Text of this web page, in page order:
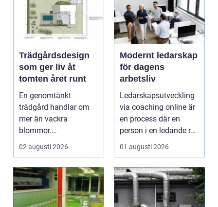
Trädgårdsdesign
som ger liv åt
tomten året runt
En genomtänkt
trädgård handlar om
mer än vackra
blommor.
trädgårdsdesign
förenar funktion, form
och ...
02 augusti 2026
Modernt ledarskap
för dagens
arbetsliv
Ledarskapsutveckling
via coaching online är
en process där en
person i en ledande roll
f&a...
01 augusti 2026